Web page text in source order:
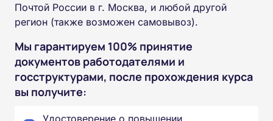
Почтой России в г. Москва, и любой другой
регион (также возможен самовывоз).
Мы гарантируем 100% принятие
документов работодателями и
госструктурами, после прохождения курса
вы получите: